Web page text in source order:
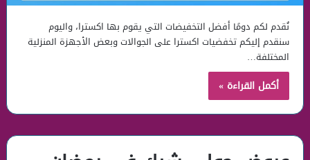
نُقدم لكم دومًا أفضل التخفيضات التي يقوم بها اكسترا، واليوم
سنقدم إليكم تخفضيات اكسترا على الجوالات وبعض الأجهزة المنزلية
المختلفة…
أكمل القراءة »